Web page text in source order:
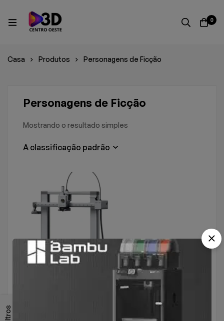
0
Casa Produtos Personagens de Ficção
Filtros
Personagens de Ficção
Mostrando o resultado simples
A classificação padrão